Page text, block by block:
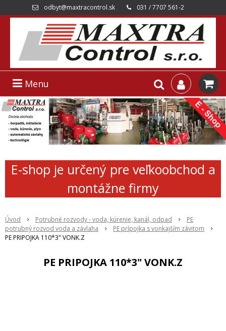
odbyt@maxtracontrol.sk 031 / 7707 561-2
Menu
E-shop je určený pre veľkoobchod a
montážne firmy
Úvod Potrubné rozvody - voda, kúrenie, kanál, odpad
PE
potrubný rozvod voda a závlaha
PE prípojka s vonkajším závitom
PE PRIPOJKA 110*3" VONK.Z
PE PRIPOJKA 110*3" VONK.Z